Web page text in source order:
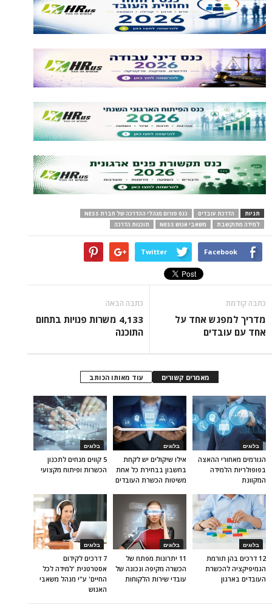
תגיות הדרכת עובדים
כנס פורום מנהלי ההדרכה של חברת NESS
למידה מתוקשבת
משאבי אנוש NESS תוכנות הדרכה
Facebook
Twitter
כתבה קודמת
מדריך למפגש אחד על
אחד עם עובדים
כתבה הבאה
4,133 משרות פנויות בתחום
התוכנה
מאמרים קשורים עוד מאותו הכותב
בלוגים
5 קווים מנחים לתכנון
הכשרות ופיתוח מקצועי
בלוגים
אילו שיקולים יש לקחת
בחשבון בבחירת כל אחת
משיטות הכשרת העובדים
בלוגים
הגורמים מאחורי ההאצה
בפופולריות הלמידה
המקוונת
בלוגים
7 דרכים לקידום
אסטרטגית 'למידה לכל
החיים' ע"י מנהל משאבי
האנוש
בלוגים
11 יתרונות מפתח של
הכשרה מקיפה ונכונה של
עובדי שירות הלקוחות
בלוגים
12 דרכים בהן תורמת
הגמיפיקציה להכשרת
העובדים בארגון